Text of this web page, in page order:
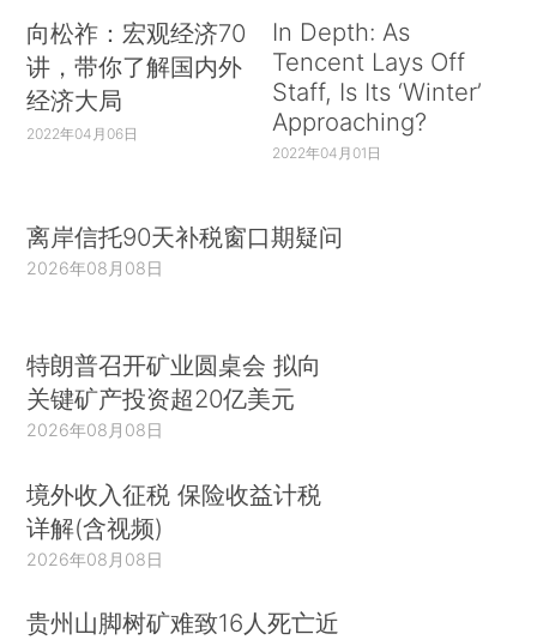
向松祚：宏观经济70
讲，带你了解国内外
经济大局
2022年04月06日
In Depth: As
Tencent Lays Off
Staff, Is Its ‘Winter’
Approaching?
2022年04月01日
离岸信托90天补税窗口期疑问
2026年08月08日
特朗普召开矿业圆桌会 拟向
关键矿产投资超20亿美元
2026年08月08日
境外收入征税 保险收益计税
详解(含视频)
2026年08月08日
贵州山脚树矿难致16人死亡近